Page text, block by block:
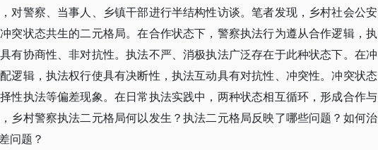
对警察、当事人、乡镇干部进行半结构性访谈。笔者发现，乡村社会公安
突状态共生的二元格局。在合作状态下，警察执法行为遵从合作逻辑，执
有协商性、非对抗性。执法不严、消极执法广泛存在于此种状态下。在冲
逻辑，执法权行使具有决断性，执法互动具有对抗性、冲突性。冲突状态
性执法等偏差现象。在日常执法实践中，两种状态相互循环，形成合作与
乡村警察执法二元格局何以发生？执法二元格局反映了哪些问题？如何治
问题？